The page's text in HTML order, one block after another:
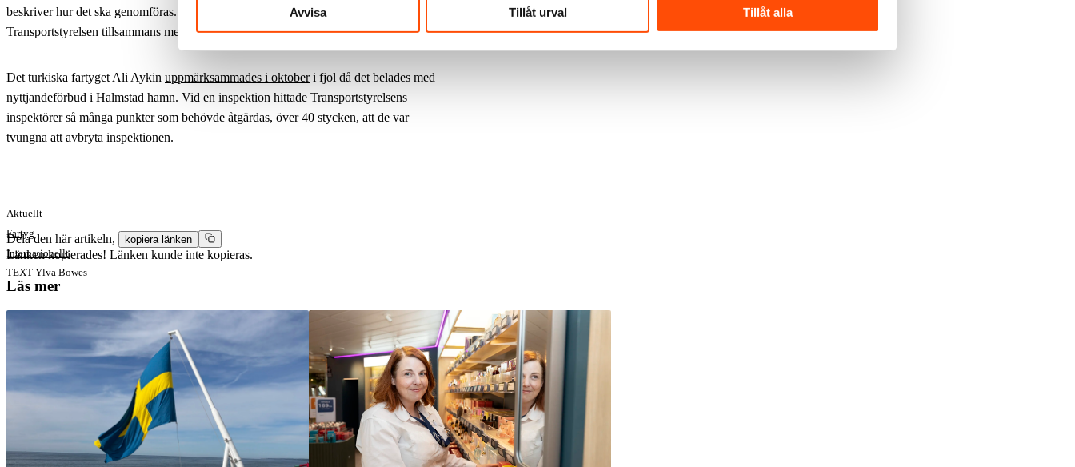
Avvisa Tillåt urval Tillåt alla
beskriver hur det ska genomföras. Först när en sådan plan godkänts av
Transportstyrelsen tillsammans med Kustbevakningen, kan bärgningsarbetet påbörjas.
Det turkiska fartyget Ali Aykin uppmärksammades i oktoberi fjol då det belades med
nyttjandeförbud i Halmstad hamn. Vid en inspektion hittade Transportstyrelsens
inspektörer så många punkter som behövde åtgärdas, över 40 stycken, att de var
tvungna att avbryta inspektionen.
Aktuellt
Fartyg
Internationellt
TEXT Ylva Bowes
Dela den här artikeln, kopiera länken
Länken kopierades! Länken kunde inte kopieras.
Läs mer